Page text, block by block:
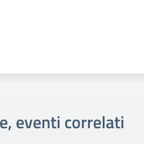
eventi correlati